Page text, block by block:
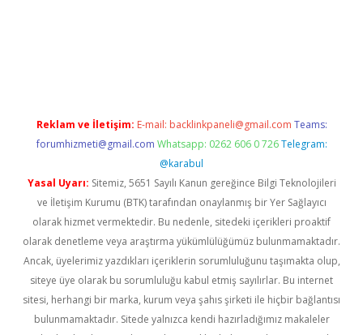
Reklam ve İletişim: E-mail: backlinkpaneli@gmail.com Teams:
forumhizmeti@gmail.com Whatsapp: 0262 606 0 726 Telegram:
@karabul
Yasal Uyarı: Sitemiz, 5651 Sayılı Kanun gereğince Bilgi Teknolojileri
ve İletişim Kurumu (BTK) tarafından onaylanmış bir Yer Sağlayıcı
olarak hizmet vermektedir. Bu nedenle, sitedeki içerikleri proaktif
olarak denetleme veya araştırma yükümlülüğümüz bulunmamaktadır.
Ancak, üyelerimiz yazdıkları içeriklerin sorumluluğunu taşımakta olup,
siteye üye olarak bu sorumluluğu kabul etmiş sayılırlar. Bu internet
sitesi, herhangi bir marka, kurum veya şahıs şirketi ile hiçbir bağlantısı
bulunmamaktadır. Sitede yalnızca kendi hazırladığımız makaleler